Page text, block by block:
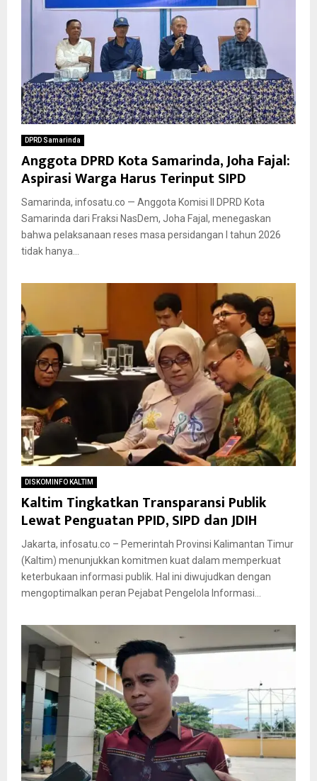
DPRD Samarinda
Anggota DPRD Kota Samarinda, Joha Fajal:
Aspirasi Warga Harus Terinput SIPD
Samarinda, infosatu.co — Anggota Komisi II DPRD Kota
Samarinda dari Fraksi NasDem, Joha Fajal, menegaskan
bahwa pelaksanaan reses masa persidangan I tahun 2026
tidak hanya...
DISKOMINFO KALTIM
Kaltim Tingkatkan Transparansi Publik
Lewat Penguatan PPID, SIPD dan JDIH
Jakarta, infosatu.co – Pemerintah Provinsi Kalimantan Timur
(Kaltim) menunjukkan komitmen kuat dalam memperkuat
keterbukaan informasi publik. Hal ini diwujudkan dengan
mengoptimalkan peran Pejabat Pengelola Informasi...